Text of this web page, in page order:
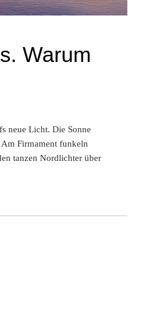
Warum
neue Licht. Die Sonne
Firmament funkeln
tanzen Nordlichter über
eigentlich?